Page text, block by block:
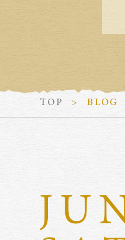
TOP BLOG